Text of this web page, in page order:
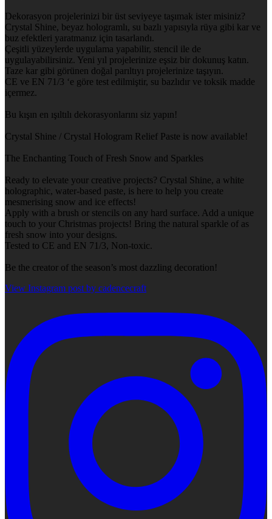
Dekorasyon projelerinizi bir üst seviyeye taşımak ister misiniz?
Crystal Shine, beyaz hologramlı, su bazlı yapısıyla rüya gibi kar ve
buz efektleri yaratmanız için tasarlandı.
Çeşitli yüzeylerde uygulama yapabilir, stencil ile de
uygulayabilirsiniz. Yeni yıl projelerinize eşsiz bir dokunuş katın.
Taze kar gibi görünen doğal parıltıyı projelerinize taşıyın.
CE ve EN 71/3 ‘e göre test edilmiştir, su bazlıdır ve toksik madde
içermez.
Bu kışın en ışıltılı dekorasyonlarını siz yapın!
Crystal Shine / Crystal Hologram Relief Paste is now available!
The Enchanting Touch of Fresh Snow and Sparkles
Ready to elevate your creative projects? Crystal Shine, a white
holographic, water-based paste, is here to help you create
mesmerising snow and ice effects!
Apply with a brush or stencils on any hard surface. Add a unique
touch to your Christmas projects! Bring the natural sparkle of as
fresh snow into your designs.
Tested to CE and EN 71/3, Non-toxic.
Be the creator of the season’s most dazzling decoration!
View Instagram post by cadencecraft